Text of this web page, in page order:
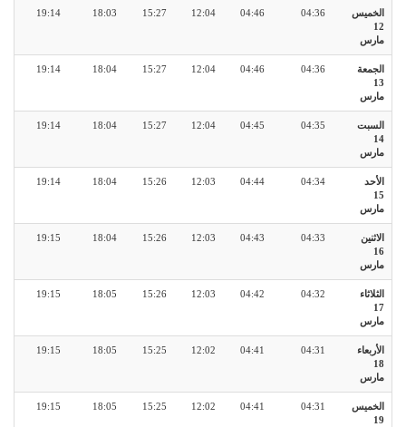
الخميس
12
مارس
04:36
04:46
12:04
15:27
18:03
19:14
الجمعة
13
مارس
04:36
04:46
12:04
15:27
18:04
19:14
السبت
14
مارس
04:35
04:45
12:04
15:27
18:04
19:14
الأحد
15
مارس
04:34
04:44
12:03
15:26
18:04
19:14
الاثنين
16
مارس
04:33
04:43
12:03
15:26
18:04
19:15
الثلاثاء
17
مارس
04:32
04:42
12:03
15:26
18:05
19:15
الأربعاء
18
مارس
04:31
04:41
12:02
15:25
18:05
19:15
الخميس
19
04:31
04:41
12:02
15:25
18:05
19:15